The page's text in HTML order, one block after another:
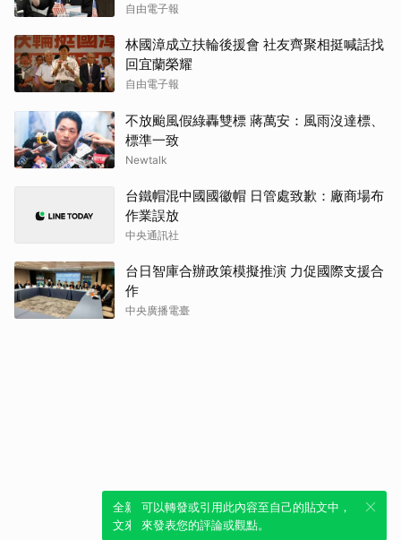
自由電子報
林國漳成立扶輪後援會 社友齊聚相挺喊話找
回宜蘭榮耀
自由電子報
不放颱風假綠轟雙標 蔣萬安：風雨沒達標、
標準一致
Newtalk
台鐵帽混中國國徽帽 日管處致歉：廠商場布
作業誤放
中央通訊社
台日智庫合辦政策模擬推演 力促國際支援合
作
中央廣播電臺
全新體驗！一鍵引用此內容，透過發布貼
文來輕鬆表達個人立場。
可以轉發或引用此內容至自己的貼文中，
來發表您的評論或觀點。